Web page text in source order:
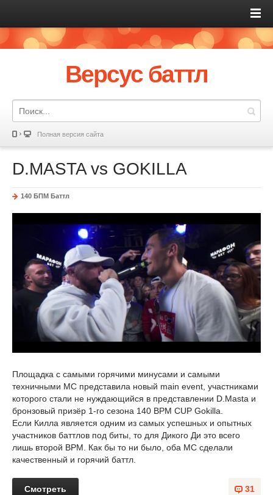
Версус баттл
Полная версия сайта
D.MASTA vs GOKILLA
140 БПМ Баттл
Площадка с самыми горячими минусами и самыми
техничными MC представила новый main event, участниками
которого стали не нуждающийся в представлении D.Masta и
бронзовый призёр 1-го сезона 140 BPM CUP Gokilla.
Если Килла является одним из самых успешных и опытных
участников баттлов под биты, то для Дикого Ди это всего
лишь второй BPM. Как бы то ни было, оба MC сделали
качественный и горячий баттл.
31
Смотреть